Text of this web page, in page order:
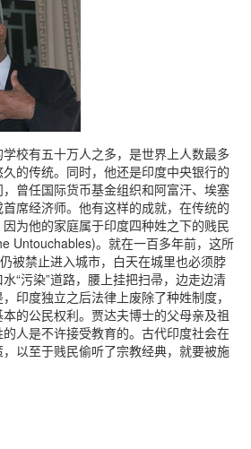
校有五十万人之多，是世界上人数最多
的传统。同时，他还是印度中央银行的
曾任国际货币基金组织和阿富汗、埃塞
席经济师。他有这样的成就，在传统的
为他的家庭属于印度四种姓之下的贱民
Untouchables)。就在一百多年前，这所
被禁止进入城市，白天在城里也必须脖
“污染”道路，腰上挂把扫帚，边走边清
印度独立之后法律上废除了种姓制度，
的公民权利。贾达夫博士的父母亲及祖
人是不许接受教育的。古代印度社会在
以至于贱民偷听了宗教经典，就要被施